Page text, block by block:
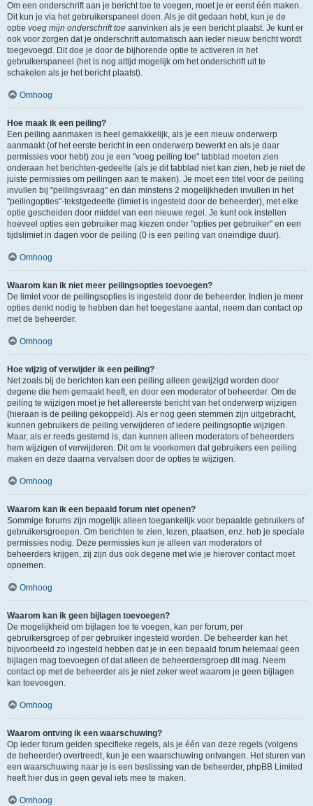
Om een onderschrift aan je bericht toe te voegen, moet je er eerst één maken.
Dit kun je via het gebruikerspaneel doen. Als je dit gedaan hebt, kun je de
optie voeg mijn onderschrift toe aanvinken als je een bericht plaatst. Je kunt er
ook voor zorgen dat je onderschrift automatisch aan ieder nieuw bericht wordt
toegevoegd. Dit doe je door de bijhorende optie te activeren in het
gebruikerspaneel (het is nog altijd mogelijk om het onderschrift uit te
schakelen als je het bericht plaatst).
Omhoog
Hoe maak ik een peiling?
Een peiling aanmaken is heel gemakkelijk, als je een nieuw onderwerp
aanmaakt (of het eerste bericht in een onderwerp bewerkt en als je daar
permissies voor hebt) zou je een "voeg peiling toe" tabblad moeten zien
onderaan het berichten-gedeelte (als je dit tabblad niet kan zien, heb je niet de
juiste permissies om peilingen aan te maken). Je moet een titel voor de peiling
invullen bij "peilingsvraag" en dan minstens 2 mogelijkheden invullen in het
"peilingopties"-tekstgedeelte (limiet is ingesteld door de beheerder), met elke
optie gescheiden door middel van een nieuwe regel. Je kunt ook instellen
hoeveel opties een gebruiker mag kiezen onder "opties per gebruiker" en een
tijdslimiet in dagen voor de peiling (0 is een peiling van oneindige duur).
Omhoog
Waarom kan ik niet meer peilingsopties toevoegen?
De limiet voor de peilingsopties is ingesteld door de beheerder. Indien je meer
opties denkt nodig te hebben dan het toegestane aantal, neem dan contact op
met de beheerder.
Omhoog
Hoe wijzig of verwijder ik een peiling?
Net zoals bij de berichten kan een peiling alleen gewijzigd worden door
degene die hem gemaakt heeft, en door een moderator of beheerder. Om de
peiling te wijzigen moet je het allereerste bericht van het onderwerp wijzigen
(hieraan is de peiling gekoppeld). Als er nog geen stemmen zijn uitgebracht,
kunnen gebruikers de peiling verwijderen of iedere peilingsoptie wijzigen.
Maar, als er reeds gestemd is, dan kunnen alleen moderators of beheerders
hem wijzigen of verwijderen. Dit om te voorkomen dat gebruikers een peiling
maken en deze daarna vervalsen door de opties te wijzigen.
Omhoog
Waarom kan ik een bepaald forum niet openen?
Sommige forums zijn mogelijk alleen toegankelijk voor bepaalde gebruikers of
gebruikersgroepen. Om berichten te zien, lezen, plaatsen, enz. heb je speciale
permissies nodig. Deze permissies kun je alleen van moderators of
beheerders krijgen, zij zijn dus ook degene met wie je hierover contact moet
opnemen.
Omhoog
Waarom kan ik geen bijlagen toevoegen?
De mogelijkheid om bijlagen toe te voegen, kan per forum, per
gebruikersgroep of per gebruiker ingesteld worden. De beheerder kan het
bijvoorbeeld zo ingesteld hebben dat je in een bepaald forum helemaal geen
bijlagen mag toevoegen of dat alleen de beheerdersgroep dit mag. Neem
contact op met de beheerder als je niet zeker weet waarom je geen bijlagen
kan toevoegen.
Omhoog
Waarom ontving ik een waarschuwing?
Op ieder forum gelden specifieke regels, als je één van deze regels (volgens
de beheerder) overtreedt, kun je een waarschuwing ontvangen. Het sturen van
een waarschuwing naar je is een beslissing van de beheerder, phpBB Limited
heeft hier dus in geen geval iets mee te maken.
Omhoog